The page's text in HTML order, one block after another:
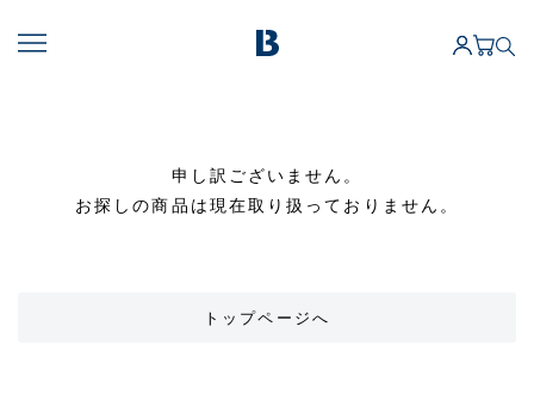
申し訳ございません。
お探しの商品は現在取り扱っておりません。
トップページへ